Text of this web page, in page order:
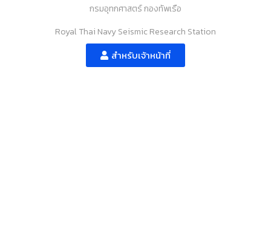
กรมอุทกศาสตร์ กองทัพเรือ
Royal Thai Navy Seismic Research Station
สำหรับเจ้าหน้าที่